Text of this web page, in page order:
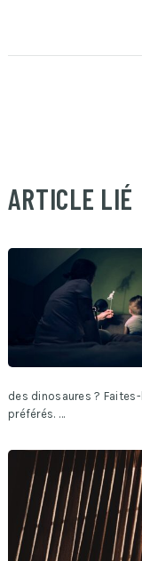
ARTICLE LIÉ
des dinosaures ?
préférés. …